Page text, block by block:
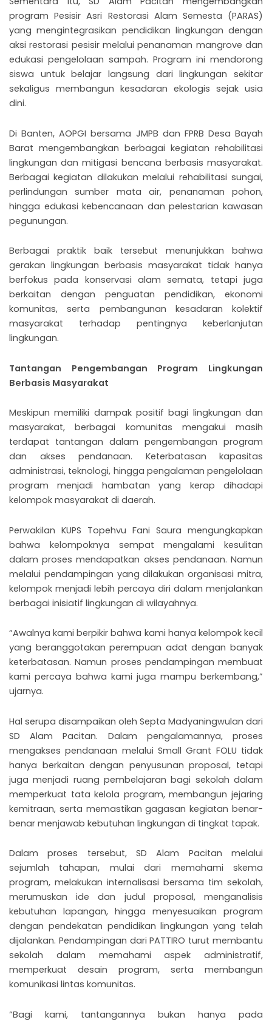
program Pesisir Asri Restorasi Alam Semesta (PARAS)
yang mengintegrasikan pendidikan lingkungan dengan
aksi restorasi pesisir melalui penanaman mangrove dan
edukasi pengelolaan sampah. Program ini mendorong
siswa untuk belajar langsung dari lingkungan sekitar
sekaligus membangun kesadaran ekologis sejak usia
dini.
Di Banten, AOPGI bersama JMPB dan FPRB Desa Bayah
Barat mengembangkan berbagai kegiatan rehabilitasi
lingkungan dan mitigasi bencana berbasis masyarakat.
Berbagai kegiatan dilakukan melalui rehabilitasi sungai,
perlindungan sumber mata air, penanaman pohon,
hingga edukasi kebencanaan dan pelestarian kawasan
pegunungan.
Berbagai praktik baik tersebut menunjukkan bahwa
gerakan lingkungan berbasis masyarakat tidak hanya
berfokus pada konservasi alam semata, tetapi juga
berkaitan dengan penguatan pendidikan, ekonomi
komunitas, serta pembangunan kesadaran kolektif
masyarakat terhadap pentingnya keberlanjutan
lingkungan.
Tantangan Pengembangan Program Lingkungan
Berbasis Masyarakat
Meskipun memiliki dampak positif bagi lingkungan dan
masyarakat, berbagai komunitas mengakui masih
terdapat tantangan dalam pengembangan program
dan akses pendanaan. Keterbatasan kapasitas
administrasi, teknologi, hingga pengalaman pengelolaan
program menjadi hambatan yang kerap dihadapi
kelompok masyarakat di daerah.
Perwakilan KUPS Topehvu Fani Saura mengungkapkan
bahwa kelompoknya sempat mengalami kesulitan
dalam proses mendapatkan akses pendanaan. Namun
melalui pendampingan yang dilakukan organisasi mitra,
kelompok menjadi lebih percaya diri dalam menjalankan
berbagai inisiatif lingkungan di wilayahnya.
“Awalnya kami berpikir bahwa kami hanya kelompok kecil
yang beranggotakan perempuan adat dengan banyak
keterbatasan. Namun proses pendampingan membuat
kami percaya bahwa kami juga mampu berkembang,”
ujarnya.
Hal serupa disampaikan oleh Septa Madyaningwulan dari
SD Alam Pacitan. Dalam pengalamannya, proses
mengakses pendanaan melalui Small Grant FOLU tidak
hanya berkaitan dengan penyusunan proposal, tetapi
juga menjadi ruang pembelajaran bagi sekolah dalam
memperkuat tata kelola program, membangun jejaring
kemitraan, serta memastikan gagasan kegiatan benar-
benar menjawab kebutuhan lingkungan di tingkat tapak.
Dalam proses tersebut, SD Alam Pacitan melalui
sejumlah tahapan, mulai dari memahami skema
program, melakukan internalisasi bersama tim sekolah,
merumuskan ide dan judul proposal, menganalisis
kebutuhan lapangan, hingga menyesuaikan program
dengan pendekatan pendidikan lingkungan yang telah
dijalankan. Pendampingan dari PATTIRO turut membantu
sekolah dalam memahami aspek administratif,
memperkuat desain program, serta membangun
komunikasi lintas komunitas.
“Bagi kami, tantangannya bukan hanya pada